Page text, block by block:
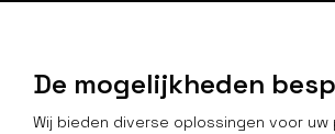
De mogelijkheden
Wij bieden diverse oplossingen voor uw